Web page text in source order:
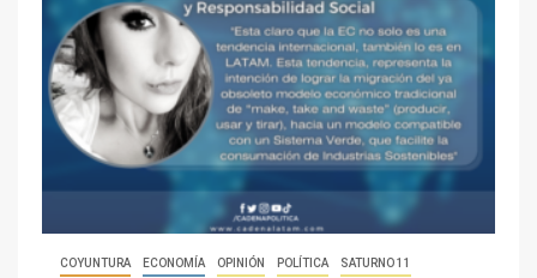
COYUNTURA ECONOMÍA OPINIÓN POLÍTICA SATURNO 11